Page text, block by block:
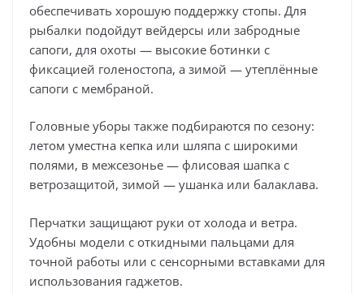
обеспечивать хорошую поддержку стопы. Для
рыбалки подойдут вейдерсы или забродные
сапоги, для охоты — высокие ботинки с
фиксацией голеностопа, а зимой — утеплённые
сапоги с мембраной.
Головные уборы также подбираются по сезону:
летом уместна кепка или шляпа с широкими
полями, в межсезонье — флисовая шапка с
ветрозащитой, зимой — ушанка или балаклава.
Перчатки защищают руки от холода и ветра.
Удобны модели с откидными пальцами для
точной работы или с сенсорными вставками для
использования гаджетов.